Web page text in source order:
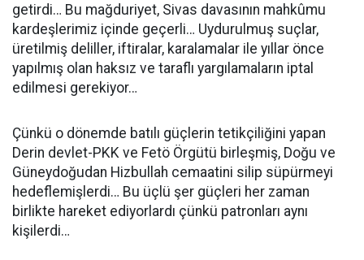
getirdi… Bu mağduriyet, Sivas davasının mahkûmu
kardeşlerimiz içinde geçerli… Uydurulmuş suçlar,
üretilmiş deliller, iftiralar, karalamalar ile yıllar önce
yapılmış olan haksız ve taraflı yargılamaların iptal
edilmesi gerekiyor…
Çünkü o dönemde batılı güçlerin tetikçiliğini yapan
Derin devlet-PKK ve Fetö Örgütü birleşmiş, Doğu ve
Güneydoğudan Hizbullah cemaatini silip süpürmeyi
hedeflemişlerdi… Bu üçlü şer güçleri her zaman
birlikte hareket ediyorlardı çünkü patronları aynı
kişilerdi…